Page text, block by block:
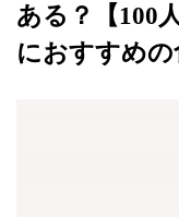
ある？【100
におすすめの